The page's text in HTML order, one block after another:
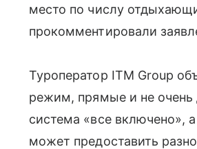
место по числу
прокомментировали
Туроператор ITM Group
режим, прямые и не очень
система «все включено»,
может предоставить